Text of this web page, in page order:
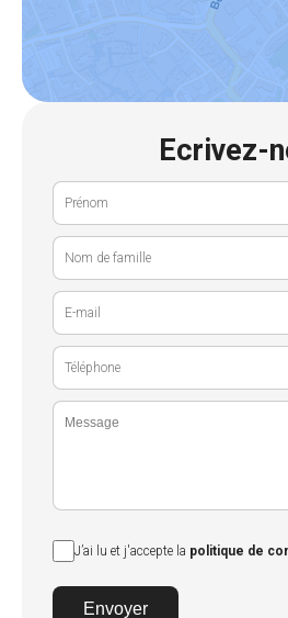
Ecrivez-
J’ai lu et j'accepte la politique de
Envoyer